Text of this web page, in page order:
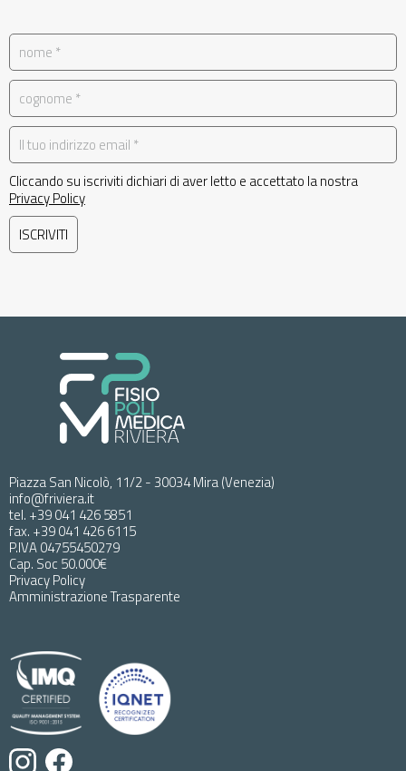
Cliccando su iscriviti dichiari di aver letto e accettato la nostra
Privacy Policy
Piazza San Nicolò, 11/2 - 30034 Mira (Venezia)
info@friviera.it
tel. +39 041 426 5851
fax. +39 041 426 6115
P.IVA 04755450279
Cap. Soc 50.000€
Privacy Policy
Amministrazione Trasparente